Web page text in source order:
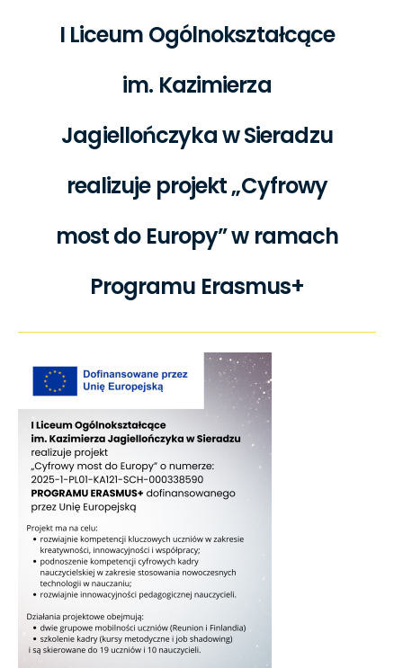
I Liceum Ogólnokształcące
im. Kazimierza
Jagiellończyka w Sieradzu
realizuje projekt „Cyfrowy
most do Europy” w ramach
Programu Erasmus+